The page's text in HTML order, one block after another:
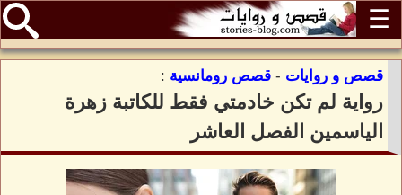
☰
قصص و روايات - قصص رومانسية :
رواية لم تكن خادمتي فقط للكاتبة زهرة
الياسمين الفصل العاشر